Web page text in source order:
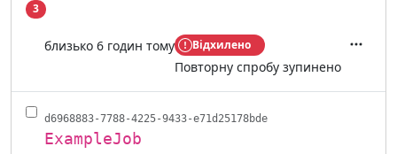
3
близько 6 годин тому Відхилено
Повторну спробу зупинено
Дії
d6968883-7788-4225-9433-e71d25178bde
ExampleJob